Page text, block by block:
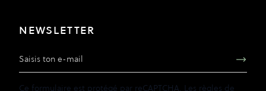
NEWSLETTER
Adresse e-mail
Ce formulaire est protégé par reCAPTCHA. Les règles de